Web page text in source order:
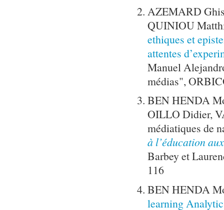
AZEMARD
QUINIOU
ethiques et
attentes
Manuel
médias",
BEN HENDA
OILLO Didier,
médiatiques de
à l’éducation
Barbey et
116
BEN HENDA
learning